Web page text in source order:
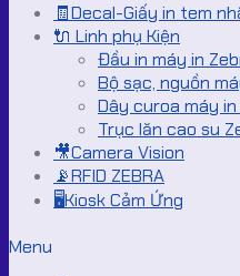
🧾Decal-Giấy in tem
🔌 Linh phụ Kiện
Đầu in máy in
Bộ sạc, nguồn
Dây curoa máy
Trục lăn cao su
🎥Camera Vision
📡RFID ZEBRA
🖥️Kiosk Cảm Ứng
Menu